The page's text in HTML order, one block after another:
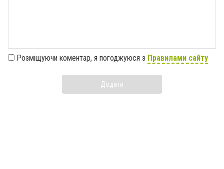
Розміщуючи коментар, я погоджуюся з Правилами сайту
Додати